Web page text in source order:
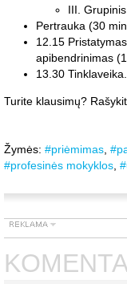
III.
Pertrauka (30
12.15
apibendrinimas
13.30 Tinklaveika.
Turite klausimų?
Žymės: #priėmimas,
#profesinės mokyklos,